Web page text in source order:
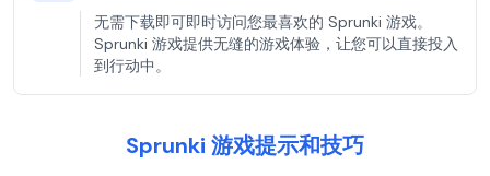
无需下载即可即时访问您最喜欢的 Sprunki 游戏。
Sprunki 游戏提供无缝的游戏体验，让您可以直接投入
到行动中。
Sprunki 游戏提示和技巧